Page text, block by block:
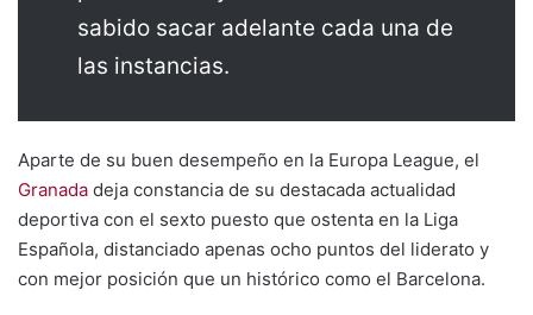
sabido sacar adelante cada una de
las instancias.
Aparte de su buen desempeño en la Europa League, el
Granada deja constancia de su destacada actualidad
deportiva con el sexto puesto que ostenta en la Liga
Española, distanciado apenas ocho puntos del liderato y
con mejor posición que un histórico como el Barcelona.